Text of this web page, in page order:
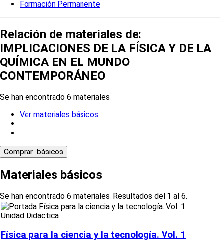
Formación Permanente
Relación de materiales de:
IMPLICACIONES DE LA FÍSICA Y DE LA
QUÍMICA EN EL MUNDO
CONTEMPORÁNEO
Se han encontrado 6 materiales.
Ver materiales básicos
Materiales básicos
Se han encontrado 6 materiales. Resultados del 1 al 6.
Unidad Didáctica
Física para la ciencia y la tecnología. Vol. 1